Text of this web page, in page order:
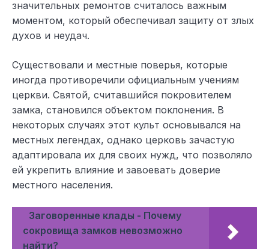
значительных ремонтов считалось важным
моментом, который обеспечивал защиту от злых
духов и неудач.
Существовали и местные поверья, которые
иногда противоречили официальным учениям
церкви. Святой, считавшийся покровителем
замка, становился объектом поклонения. В
некоторых случаях этот культ основывался на
местных легендах, однако церковь зачастую
адаптировала их для своих нужд, что позволяло
ей укрепить влияние и завоевать доверие
местного населения.
Заговоренные клады - Почему
сокровища замков невозможно
найти?